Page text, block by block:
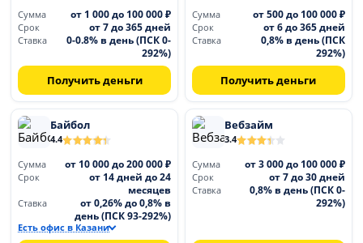
Сумма от 1 000 до 100 000 ₽
Срок от 7 до 365 дней
Ставка
0-0.8% в день (ПСК 0-
292%)
Получить деньги
Сумма от 500 до 100 000 ₽
Срок от 6 до 365 дней
Ставка
0,8% в день (ПСК
292%)
Получить деньги
Байбол
4.4
Сумма от 10 000 до 200 000 ₽
Срок
от 14 дней до 24
месяцев
Ставка
от 0,26% до 0,8% в
день (ПСК 93-292%)
Есть офис в Казани
Вебзайм
3.4
Сумма от 3 000 до 100 000 ₽
Срок от 7 до 30 дней
Ставка
0,8% в день (ПСК 0-
292%)